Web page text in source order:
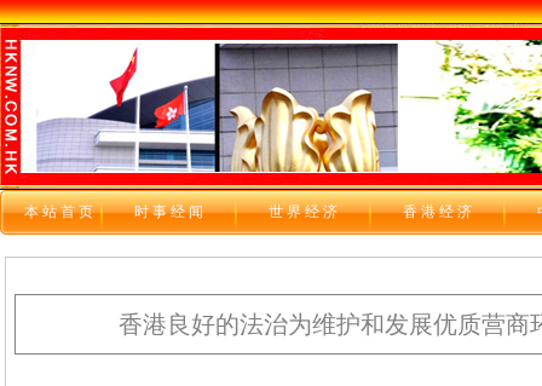
本站首页 时 事 经 闻 世 界 经 济 香 港 经 济
香港良好的法治为维护和发展优质营商